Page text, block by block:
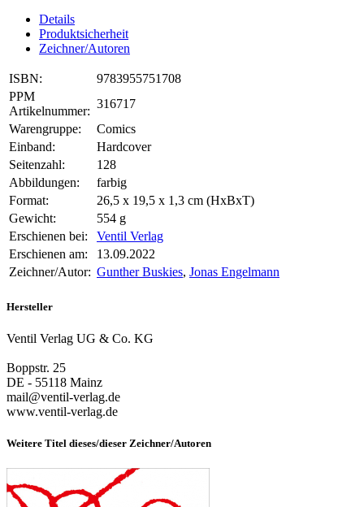
Details
Produktsicherheit
Zeichner/Autoren
ISBN:
9783955751708
PPM
Artikelnummer:
316717
Warengruppe:
Comics
Einband:
Hardcover
Seitenzahl:
128
Abbildungen:
farbig
Format:
26,5 x 19,5 x 1,3 cm (HxBxT)
Gewicht:
554 g
Erschienen bei:
Ventil Verlag
Erschienen am:
13.09.2022
Zeichner/Autor: Gunther Buskies, Jonas Engelmann
Hersteller
Ventil Verlag UG & Co. KG
Boppstr. 25
DE - 55118 Mainz
mail@ventil-verlag.de
www.ventil-verlag.de
Weitere Titel dieses/dieser Zeichner/Autoren